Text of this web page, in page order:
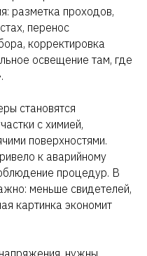
разметка проходов,
перенос
корректировка
освещение там, где
становятся
с химией,
поверхностями.
к аварийному
процедур. В
меньше свидетелей,
картинка экономит
нужны